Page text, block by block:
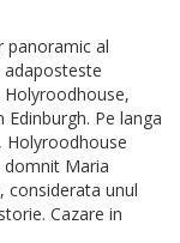
panoramic al
Holyroodhouse,
Pe langa
Holyroodhouse
domnit Maria
considerata unul
Cazare in